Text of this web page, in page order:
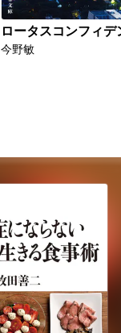
ロータスコンフィデ
今野敏